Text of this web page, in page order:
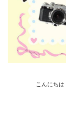
こんにち